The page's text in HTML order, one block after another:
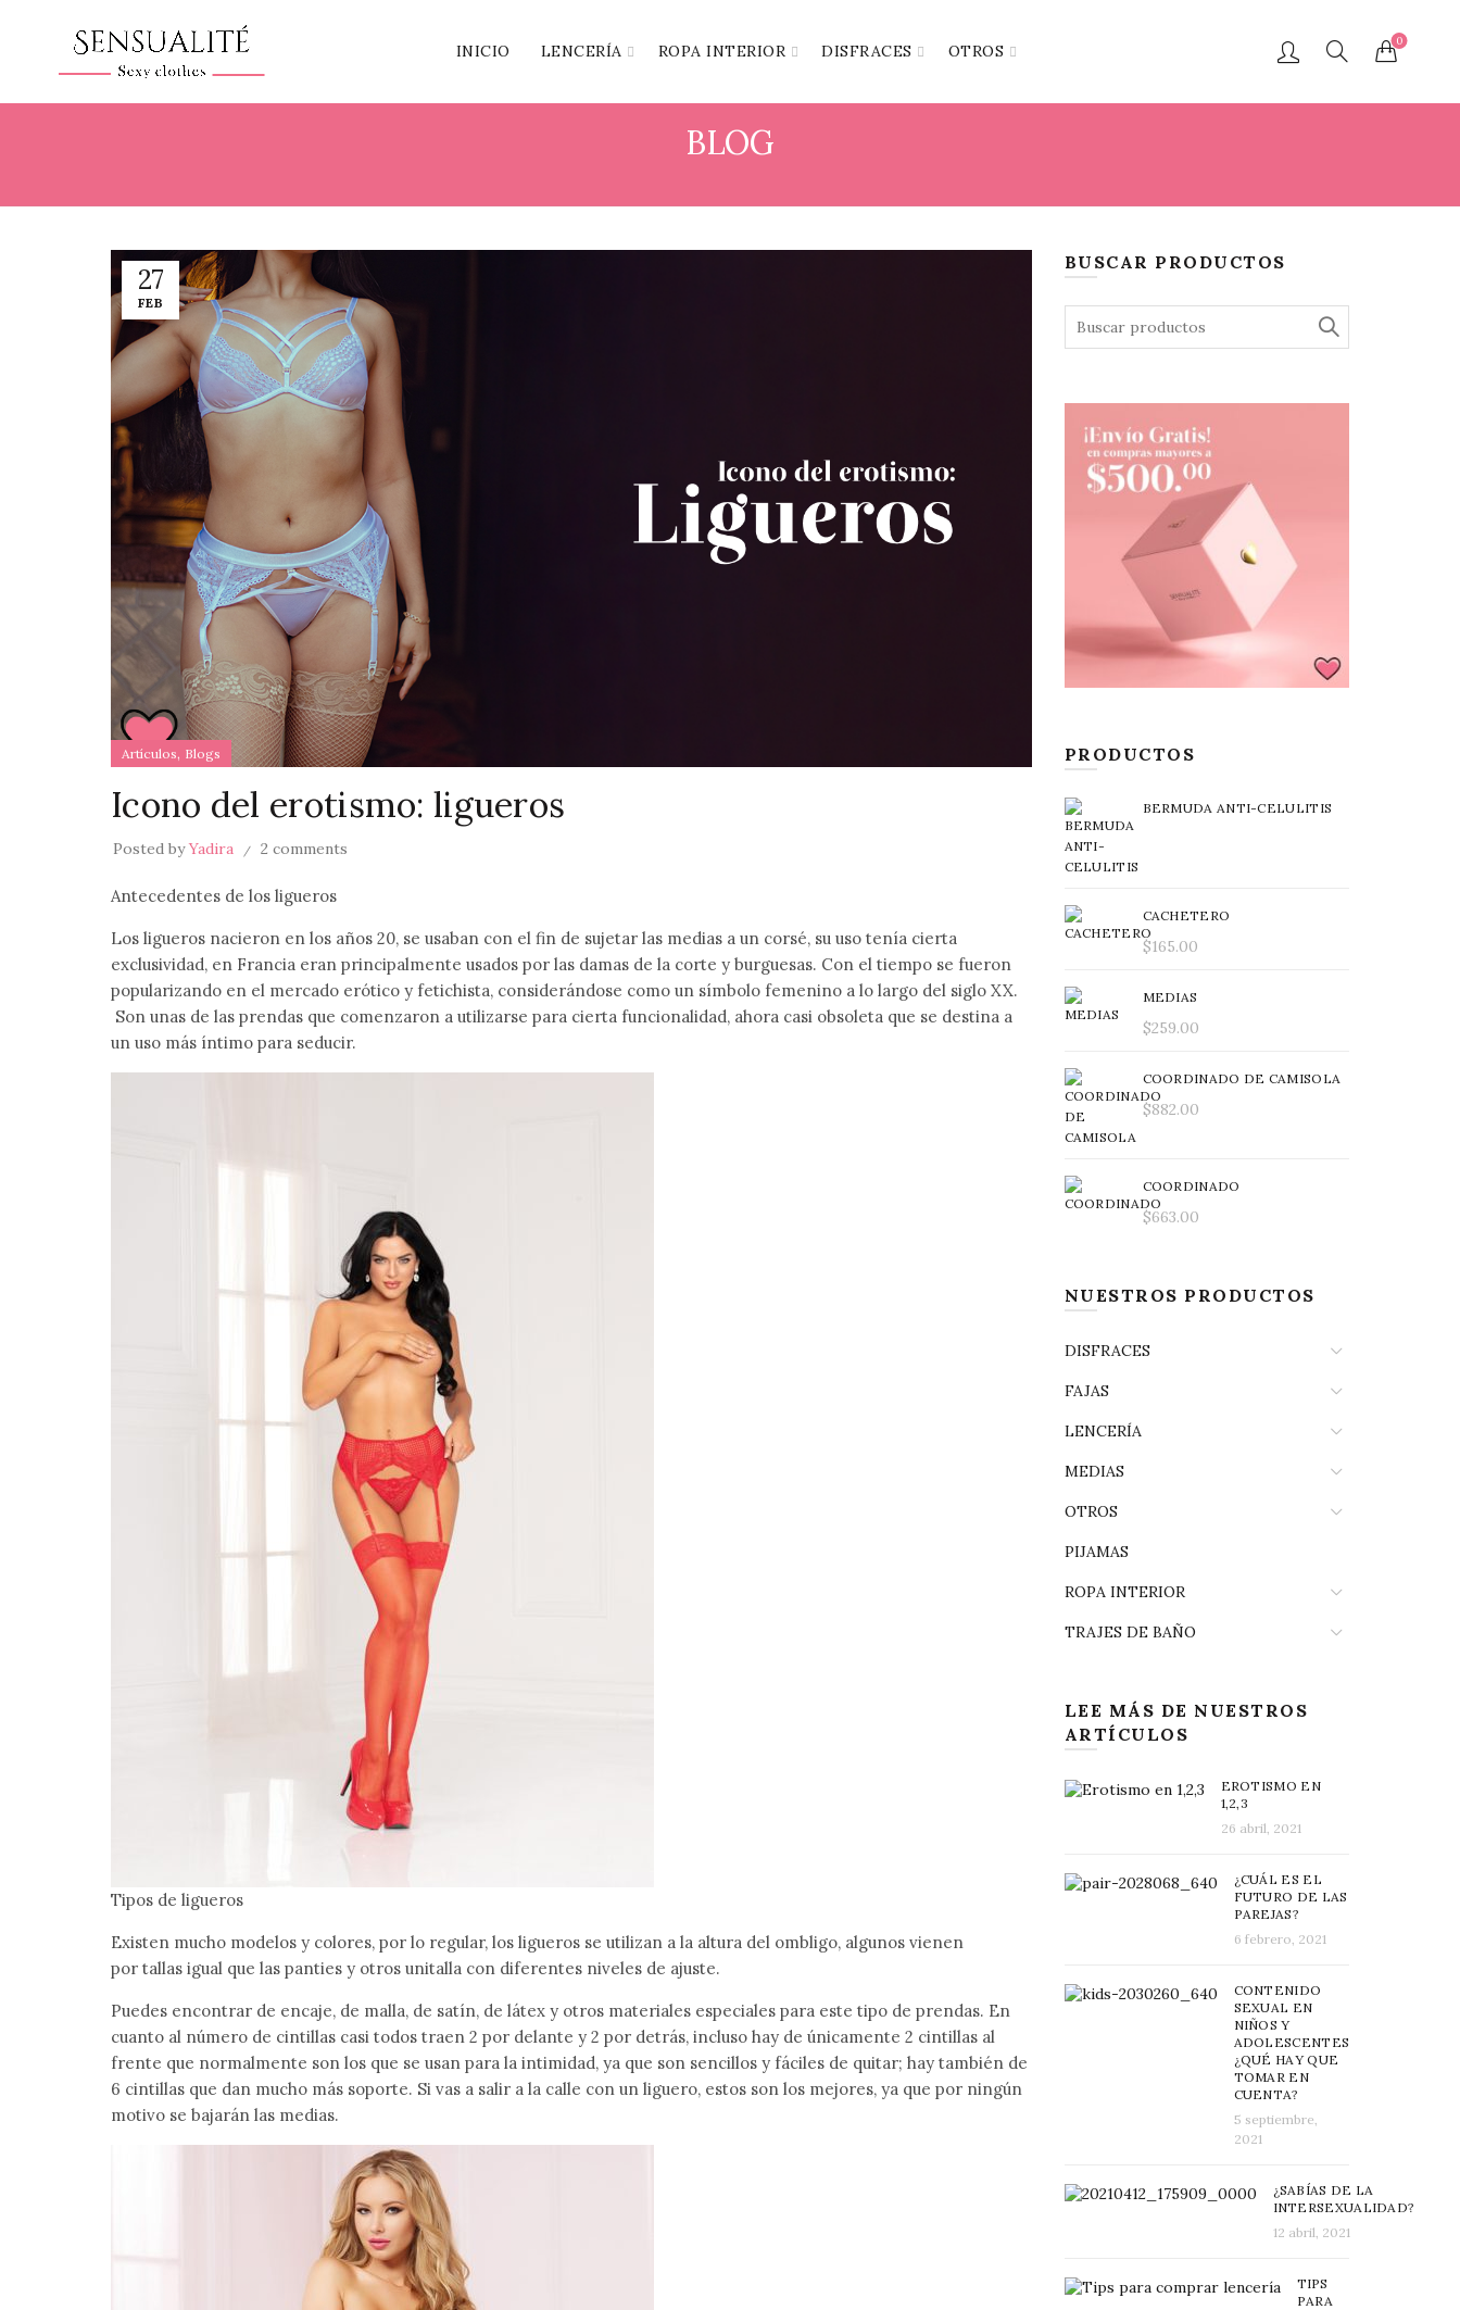
INICIO LENCERÍA ROPA INTERIOR DISFRACES OTROS
0
BLOG
27
FEB
Artículos, Blogs
Icono del erotismo: ligueros
Posted byYadira 2 comments
Antecedentes de los ligueros
Los ligueros nacieron en los años 20, se usaban con el fin de sujetar las medias a un corsé, su uso tenía cierta
exclusividad, en Francia eran principalmente usados por las damas de la corte y burguesas. Con el tiempo se fueron
popularizando en el mercado erótico y fetichista, considerándose como un símbolo femenino a lo largo del siglo XX.
Son unas de las prendas que comenzaron a utilizarse para cierta funcionalidad, ahora casi obsoleta que se destina a
un uso más íntimo para seducir.
Tipos de ligueros
Existen mucho modelos y colores, por lo regular, los ligueros se utilizan a la altura del ombligo, algunos vienen
por tallas igual que las panties y otros unitalla con diferentes niveles de ajuste.
Puedes encontrar de encaje, de malla, de satín, de látex y otros materiales especiales para este tipo de prendas. En
cuanto al número de cintillas casi todos traen 2 por delante y 2 por detrás, incluso hay de únicamente 2 cintillas al
frente que normalmente son los que se usan para la intimidad, ya que son sencillos y fáciles de quitar; hay también de
6 cintillas que dan mucho más soporte. Si vas a salir a la calle con un liguero, estos son los mejores, ya que por ningún
motivo se bajarán las medias.
BUSCAR PRODUCTOS
PRODUCTOS
BERMUDA ANTI-CELULITIS
CACHETERO
$165.00
MEDIAS
$259.00
COORDINADO DE CAMISOLA
$882.00
COORDINADO
$663.00
NUESTROS PRODUCTOS
DISFRACES
FAJAS
LENCERÍA
MEDIAS
OTROS
PIJAMAS
ROPA INTERIOR
TRAJES DE BAÑO
LEE MÁS DE NUESTROS
ARTÍCULOS
EROTISMO EN
1,2,3
26 abril, 2021
¿CUÁL ES EL
FUTURO DE LAS
PAREJAS?
6 febrero, 2021
CONTENIDO
SEXUAL EN
NIÑOS Y
ADOLESCENTES
¿QUÉ HAY QUE
TOMAR EN
CUENTA?
5 septiembre,
2021
¿SABÍAS DE LA
INTERSEXUALIDAD?
12 abril, 2021
TIPS
PARA